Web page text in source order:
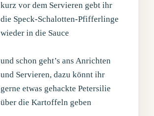
kurz vor dem Servieren gebt ihr
die Speck-Schalotten-Pfifferlinge
wieder in die Sauce
und schon geht’s ans Anrichten
und Servieren, dazu könnt ihr
gerne etwas gehackte Petersilie
über die Kartoffeln geben